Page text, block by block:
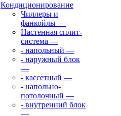
Кондиционирование
Чиллеры и
фанкойлы —
Настенная сплит-
система —
- напольный —
- наружный блок
—
- кассетный —
- напольно-
потолочный —
- внутренний блок
—